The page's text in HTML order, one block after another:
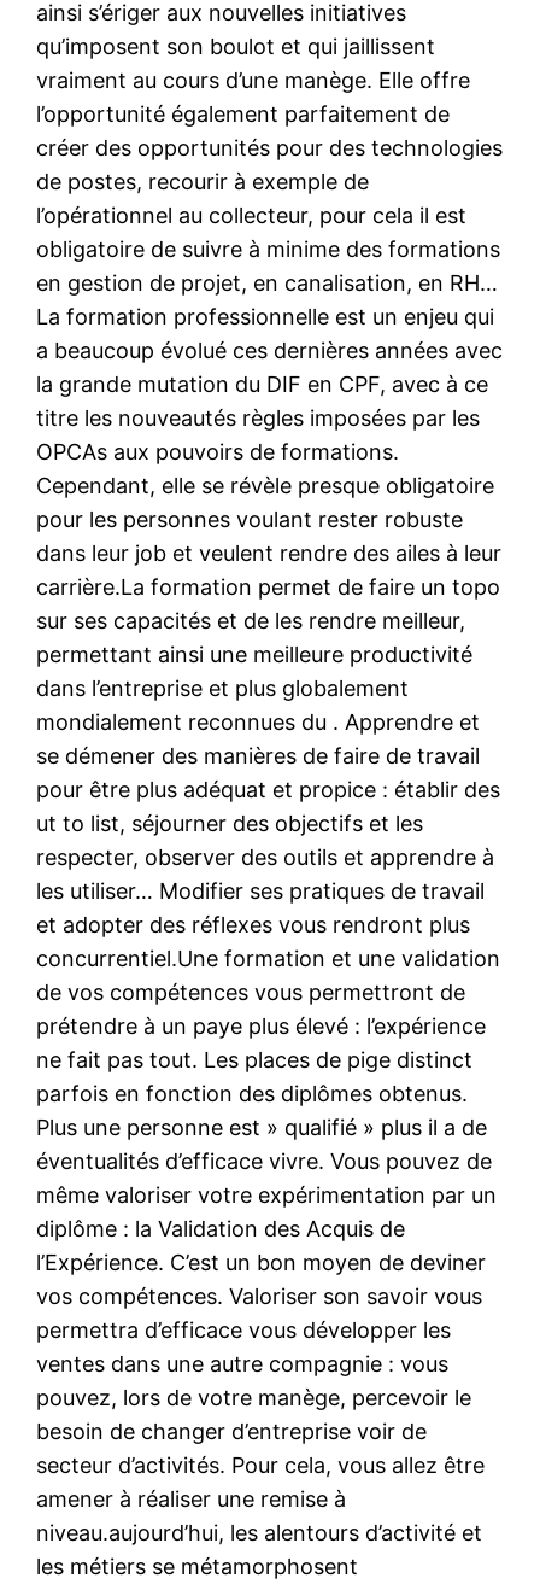
ainsi s’ériger aux nouvelles initiatives
qu’imposent son boulot et qui jaillissent
vraiment au cours d’une manège. Elle offre
l’opportunité également parfaitement de
créer des opportunités pour des technologies
de postes, recourir à exemple de
l’opérationnel au collecteur, pour cela il est
obligatoire de suivre à minime des formations
en gestion de projet, en canalisation, en RH…
La formation professionnelle est un enjeu qui
a beaucoup évolué ces dernières années avec
la grande mutation du DIF en CPF, avec à ce
titre les nouveautés règles imposées par les
OPCAs aux pouvoirs de formations.
Cependant, elle se révèle presque obligatoire
pour les personnes voulant rester robuste
dans leur job et veulent rendre des ailes à leur
carrière.La formation permet de faire un topo
sur ses capacités et de les rendre meilleur,
permettant ainsi une meilleure productivité
dans l’entreprise et plus globalement
mondialement reconnues du . Apprendre et
se démener des manières de faire de travail
pour être plus adéquat et propice : établir des
ut to list, séjourner des objectifs et les
respecter, observer des outils et apprendre à
les utiliser… Modifier ses pratiques de travail
et adopter des réflexes vous rendront plus
concurrentiel.Une formation et une validation
de vos compétences vous permettront de
prétendre à un paye plus élevé : l’expérience
ne fait pas tout. Les places de pige distinct
parfois en fonction des diplômes obtenus.
Plus une personne est » qualifié » plus il a de
éventualités d’efficace vivre. Vous pouvez de
même valoriser votre expérimentation par un
diplôme : la Validation des Acquis de
l’Expérience. C’est un bon moyen de deviner
vos compétences. Valoriser son savoir vous
permettra d’efficace vous développer les
ventes dans une autre compagnie : vous
pouvez, lors de votre manège, percevoir le
besoin de changer d’entreprise voir de
secteur d’activités. Pour cela, vous allez être
amener à réaliser une remise à
niveau.aujourd’hui, les alentours d’activité et
les métiers se métamorphosent